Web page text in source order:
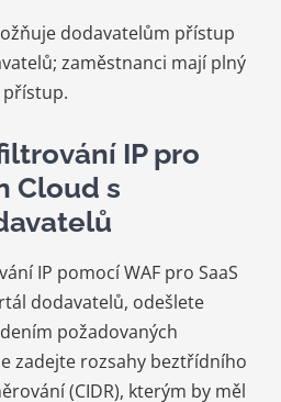
IP pro
Cloud s
IP pomocí WAF pro SaaS
dodavatelů, odešlete
požadovaných
zadejte rozsahy beztřídního
(CIDR), kterým by měl